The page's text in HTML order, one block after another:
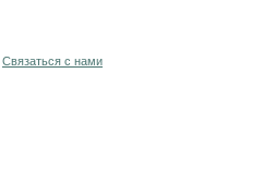
Связаться с нами